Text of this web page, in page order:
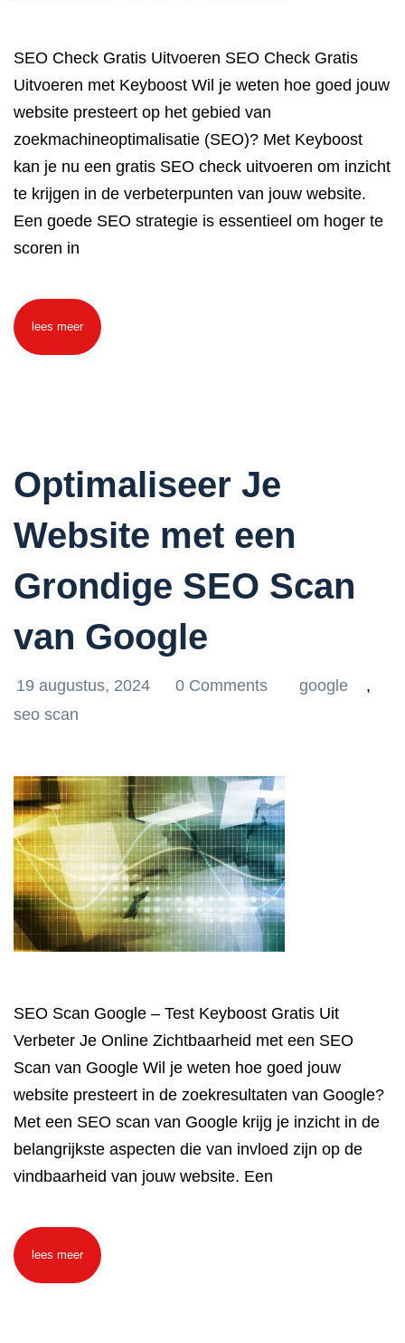
SEO Check Gratis Uitvoeren SEO Check Gratis
Uitvoeren met Keyboost Wil je weten hoe goed jouw
website presteert op het gebied van
zoekmachineoptimalisatie (SEO)? Met Keyboost
kan je nu een gratis SEO check uitvoeren om inzicht
te krijgen in de verbeterpunten van jouw website.
Een goede SEO strategie is essentieel om hoger te
scoren in
lees meer
Optimaliseer Je
Website met een
Grondige SEO Scan
van Google
19 augustus, 2024 0 Comments google
,
seo scan
SEO Scan Google – Test Keyboost Gratis Uit
Verbeter Je Online Zichtbaarheid met een SEO
Scan van Google Wil je weten hoe goed jouw
website presteert in de zoekresultaten van Google?
Met een SEO scan van Google krijg je inzicht in de
belangrijkste aspecten die van invloed zijn op de
vindbaarheid van jouw website. Een
lees meer